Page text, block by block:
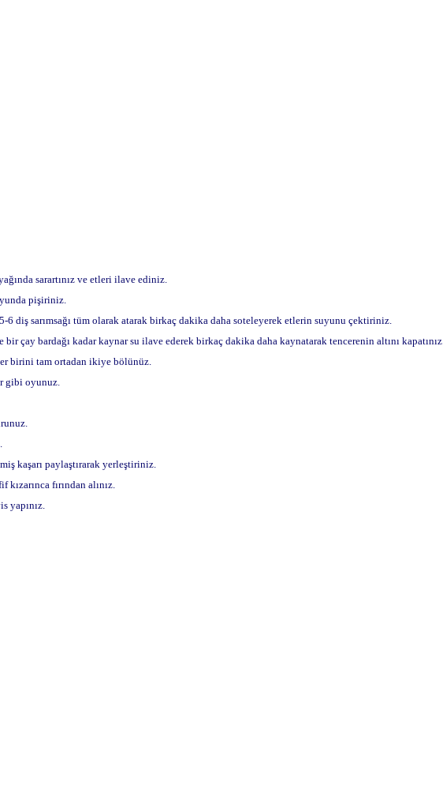
sarartınız ve etleri ilave ediniz.
pişiriniz.
6 diş sarımsağı tüm olarak atarak birkaç dakika daha soteleyerek etlerin suyunu çektiriniz.
çay bardağı kadar kaynar su ilave ederek birkaç dakika daha kaynatarak tencerenin altını kapatınız.
birini tam ortadan ikiye bölünüz.
gibi oyunuz.
kaşarı paylaştırarak yerleştiriniz.
fırından alınız.
yapınız.